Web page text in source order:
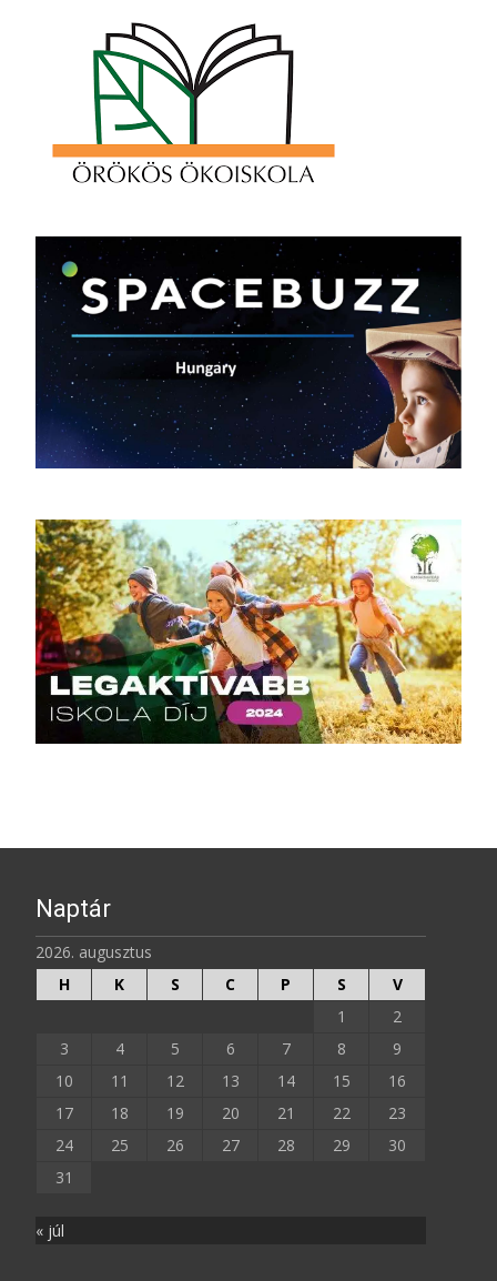
Naptár
2026. augusztus
H
K S C P S
V
1
2
3
4 5 6 7 8
9
10
11 12 13 14 15
16
17
18 19 20 21 22
23
24
25 26 27 28 29
30
31
« júl